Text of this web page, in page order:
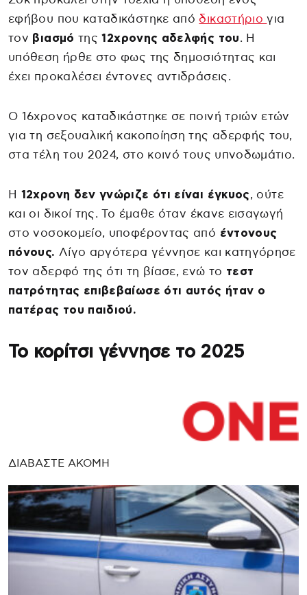
εφήβου που καταδικάστηκε από δικαστήριογια
τον βιασμό της 12χρονης αδελφής του. Η
υπόθεση ήρθε στο φως της δημοσιότητας και
έχει προκαλέσει έντονες αντιδράσεις.
Ο 16χρονος καταδικάστηκε σε ποινή τριών ετών
για τη σεξουαλική κακοποίηση της αδερφής του,
στα τέλη του 2024, στο κοινό τους υπνοδωμάτιο.
Η 12χρονη δεν γνώριζε ότι είναι έγκυος, ούτε
και οι δικοί της. Το έμαθε όταν έκανε εισαγωγή
στο νοσοκομείο, υποφέροντας από έντονους
πόνους. Λίγο αργότερα γέννησε και κατηγόρησε
τον αδερφό της ότι τη βίασε, ενώ το τεστ
πατρότητας επιβεβαίωσε ότι αυτός ήταν ο
πατέρας του παιδιού.
Το κορίτσι γέννησε το 2025
ΔΙΑΒΑΣΤΕ ΑΚΟΜΗ